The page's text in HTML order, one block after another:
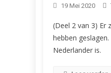
19 Mei 2020
(Deel 2 van 3) Er
hebben
Nederlander is.